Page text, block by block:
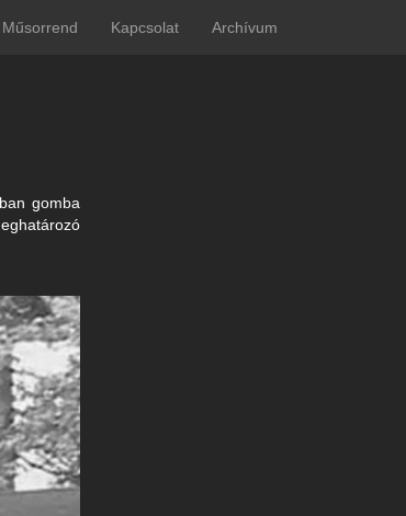
Műsorrend Kapcsolat Archívum
gomba